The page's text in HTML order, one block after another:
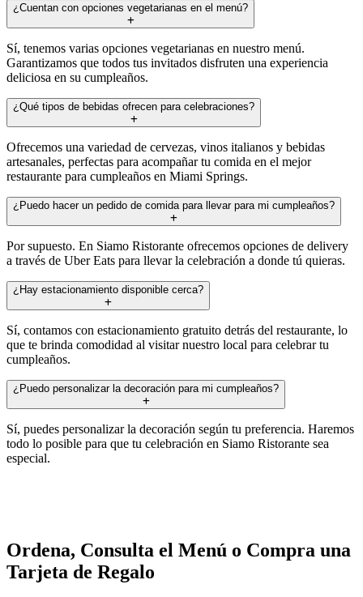
¿Cuentan con opciones vegetarianas en el menú?
Sí, tenemos varias opciones vegetarianas en nuestro menú.
Garantizamos que todos tus invitados disfruten una experiencia
deliciosa en su cumpleaños.
¿Qué tipos de bebidas ofrecen para celebraciones?
Ofrecemos una variedad de cervezas, vinos italianos y bebidas
artesanales, perfectas para acompañar tu comida en el mejor
restaurante para cumpleaños en Miami Springs.
¿Puedo hacer un pedido de comida para llevar para mi cumpleaños?
Por supuesto. En Siamo Ristorante ofrecemos opciones de delivery
a través de Uber Eats para llevar la celebración a donde tú quieras.
¿Hay estacionamiento disponible cerca?
Sí, contamos con estacionamiento gratuito detrás del restaurante, lo
que te brinda comodidad al visitar nuestro local para celebrar tu
cumpleaños.
¿Puedo personalizar la decoración para mi cumpleaños?
Sí, puedes personalizar la decoración según tu preferencia. Haremos
todo lo posible para que tu celebración en Siamo Ristorante sea
especial.
Ordena, Consulta el Menú o Compra una
Tarjeta de Regalo